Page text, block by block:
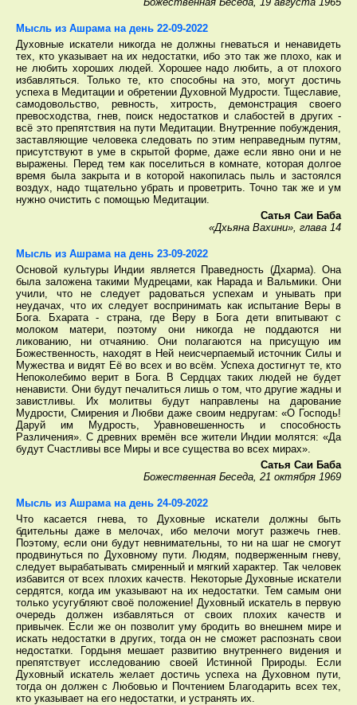
Мысль из Ашрама на день 22-09-2022
Духовные искатели никогда не должны гневаться и ненавидеть
тех, кто указывает на их недостатки, ибо это так же плохо, как и
не любить хороших людей. Хорошее надо любить, а от плохого
избавляться. Только те, кто способны на это, могут достичь
успеха в Медитации и обретении Духовной Мудрости. Тщеславие,
самодовольство, ревность, хитрость, демонстрация своего
превосходства, гнев, поиск недостатков и слабостей в других -
всё это препятствия на пути Медитации. Внутренние побуждения,
заставляющие человека следовать по этим неправедным путям,
присутствуют в уме в скрытой форме, даже если явно они и не
выражены. Перед тем как поселиться в комнате, которая долгое
время была закрыта и в которой накопилась пыль и застоялся
воздух, надо тщательно убрать и проветрить. Точно так же и ум
нужно очистить с помощью Медитации.
Сатья Саи Баба
«Дхьяна Вахини», глава 14
Мысль из Ашрама на день 23-09-2022
Основой культуры Индии является Праведность (Дхарма). Она
была заложена такими Мудрецами, как Нарада и Вальмики. Они
учили, что не следует радоваться успехам и унывать при
неудачах, что их следует воспринимать как испытание Веры в
Бога. Бхарата - страна, где Веру в Бога дети впитывают с
молоком матери, поэтому они никогда не поддаются ни
ликованию, ни отчаянию. Они полагаются на присущую им
Божественность, находят в Ней неисчерпаемый источник Силы и
Мужества и видят Её во всех и во всём. Успеха достигнут те, кто
Непоколебимо верит в Бога. В Сердцах таких людей не будет
ненависти. Они будут печалиться лишь о том, что другие жадны и
завистливы. Их молитвы будут направлены на дарование
Мудрости, Смирения и Любви даже своим недругам: «О Господь!
Даруй им Мудрость, Уравновешенность и способность
Различения». С древних времён все жители Индии молятся: «Да
будут Счастливы все Миры и все существа во всех мирах».
Сатья Саи Баба
Божественная Беседа, 21 октября 1969
Мысль из Ашрама на день 24-09-2022
Что касается гнева, то Духовные искатели должны быть
бдительны даже в мелочах, ибо мелочи могут разжечь гнев.
Поэтому, если они будут невнимательны, то ни на шаг не смогут
продвинуться по Духовному пути. Людям, подверженным гневу,
следует вырабатывать смиренный и мягкий характер. Так человек
избавится от всех плохих качеств. Некоторые Духовные искатели
сердятся, когда им указывают на их недостатки. Тем самым они
только усугубляют своё положение! Духовный искатель в первую
очередь должен избавляться от своих плохих качеств и
привычек. Если же он позволит уму бродить во внешнем мире и
искать недостатки в других, тогда он не сможет распознать свои
недостатки. Гордыня мешает развитию внутреннего видения и
препятствует исследованию своей Истинной Природы. Если
Духовный искатель желает достичь успеха на Духовном пути,
тогда он должен с Любовью и Почтением Благодарить всех тех,
кто указывает на его недостатки, и устранять их.